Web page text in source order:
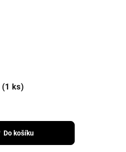
(1 ks)
Do košíku